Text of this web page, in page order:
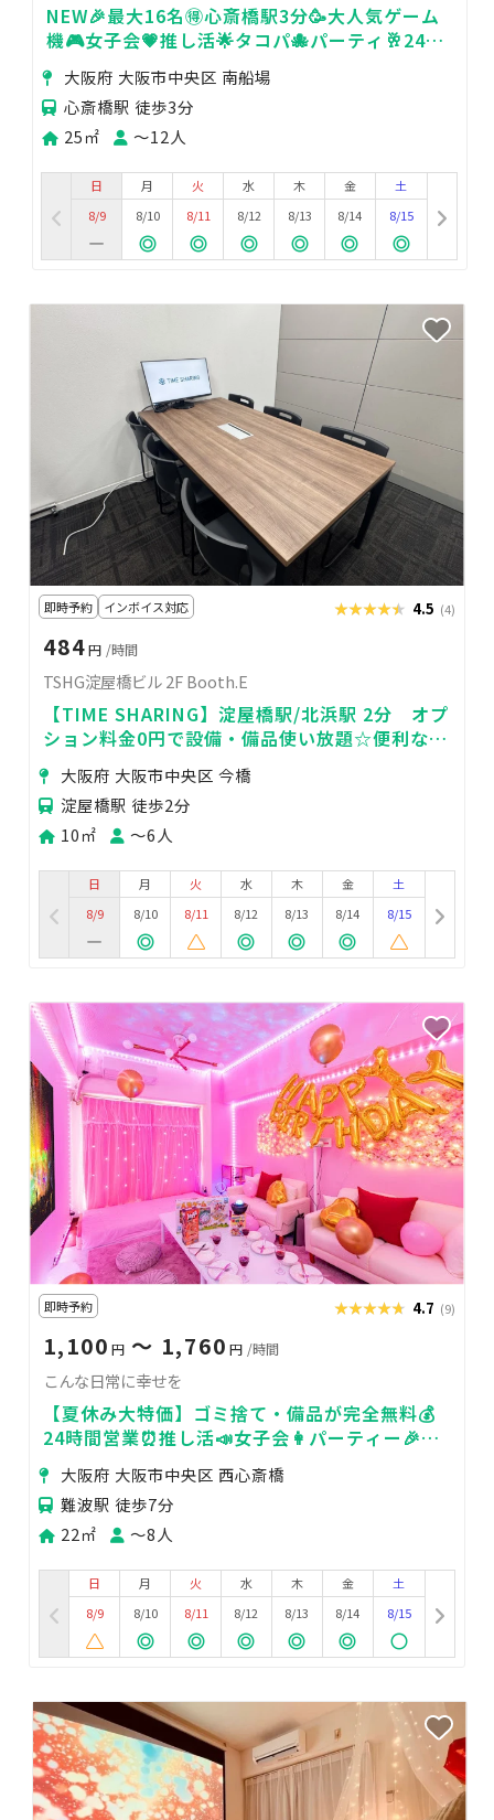
NEW🎉最大16名🉐心斎橋駅3分🥳大人気ゲーム
機🎮女子会💗推し活🌟タコパ🐙パーティ🥂24H
🏪blanc心斎橋
大阪府 大阪市中央区 南船場
心斎橋駅 徒歩3分
25㎡
〜12人
日
8/9
月
8/10
火
8/11
水
8/12
木
8/13
金
8/14
土
8/15
即時予約 インボイス対応 ★★★★★
★★★★★ 4.5 (4)
484 円 /時間
TSHG淀屋橋ビル 2F Booth.E
【TIME SHARING】淀屋橋駅/北浜駅 2分 オプ
ション料金0円で設備・備品使い放題☆便利な駅
近♥大阪府 大阪市中央区 今橋
淀屋橋駅 徒歩2分
10㎡
〜6人
日
8/9
月
8/10
火
8/11
水
8/12
木
8/13
金
8/14
土
8/15
即時予約 ★★★★★
★★★★★ 4.7 (9)
1,100 円 〜 1,760 円 /時間
こんな日常に幸せを
【夏休み大特価】ゴミ捨て・備品が完全無料💰
24時間営業⏰推し活📣女子会👩パーティー🎉デ
ート💏撮影会🎥 駅近で立地🙆
大阪府 大阪市中央区 西心斎橋
難波駅 徒歩7分
22㎡
〜8人
日
8/9
月
8/10
火
8/11
水
8/12
木
8/13
金
8/14
土
8/15